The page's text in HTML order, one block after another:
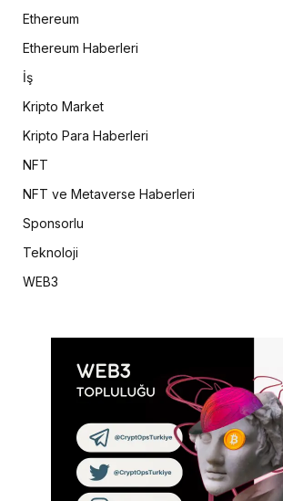
Ethereum
Ethereum Haberleri
İş
Kripto Market
Kripto Para Haberleri
NFT
NFT ve Metaverse Haberleri
Sponsorlu
Teknoloji
WEB3